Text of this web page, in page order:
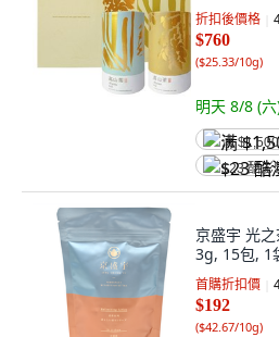
折扣後價格
$760
($25.33/10g)
明天 8/8 (
满
$23 酷澎
京盛宇 光
3g, 15包, 1
首購折扣價
$192
($42.67/10g)